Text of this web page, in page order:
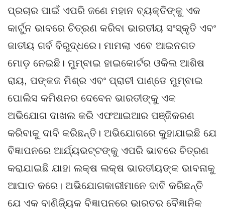
ପ୍ରଚାର ପାଇଁ ଏପରି ଜଣେ ମହାନ ବ୍ୟକ୍ତିଙ୍କୁ ଏକ
କାର୍ଟୁନ ଭାବରେ ଚିତ୍ରଣ କରିବା ଭାରତୀୟ ସଂସ୍କୃତି ଏବଂ
ଜାତୀୟ ଗର୍ବ ବିରୁଦ୍ଧରେ। ମାମଲା ଏବେ ଆଇନଗତ
ମୋଡ଼ ନେଇଛି। ମୁମ୍ବାଇ ହାଇକୋର୍ଟର ଓକିଲ ଆଶିଷ
ରାୟ, ପଙ୍କଜ ମିଶ୍ର ଏବଂ ପ୍ରାଚୀ ପାଣ୍ଡେ ମୁମ୍ବାଇ
ପୋଲିସ କମିଶନର ଦେବେନ ଭାରତୀଙ୍କୁ ଏକ
ଅଭିଯୋଗ ଦାଖଲ କରି ଏଫଆଇଆର ପଞ୍ଜିକରଣ
କରିବାକୁ ଦାବି କରିଛନ୍ତି। ଅଭିଯୋଗରେ କୁହାଯାଇଛି ଯେ
ବିଜ୍ଞାପନରେ ଆର୍ଯ୍ୟଭଟ୍ଟଙ୍କୁ ଏପରି ଭାବରେ ଚିତ୍ରଣ
କରାଯାଇଛି ଯାହା ଲକ୍ଷ ଲକ୍ଷ ଭାରତୀୟଙ୍କ ଭାବନାକୁ
ଆଘାତ କରେ। ଅଭିଯୋଗକାରୀମାନେ ଦାବି କରିଛନ୍ତି
ଯେ ଏକ ବାଣିଜ୍ୟିକ ବିଜ୍ଞାପନରେ ଭାରତର ବୈଜ୍ଞାନିକ